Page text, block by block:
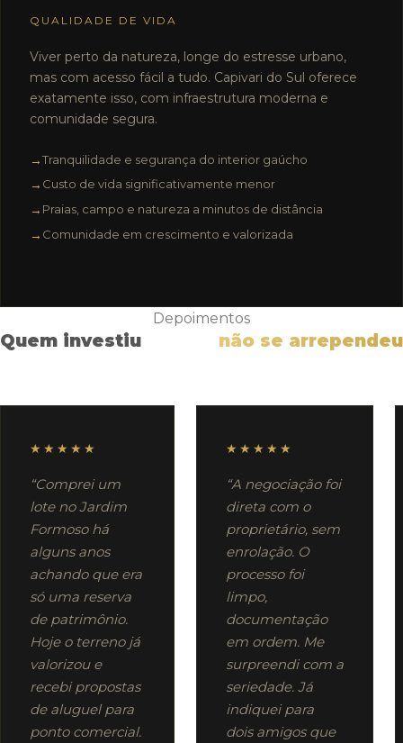
QUALIDADE DE VIDA
Viver perto da natureza, longe do estresse urbano,
mas com acesso fácil a tudo. Capivari do Sul oferece
exatamente isso, com infraestrutura moderna e
comunidade segura.
Tranquilidade e segurança do interior gaúcho
Custo de vida significativamente menor
Praias, campo e natureza a minutos de distância
Comunidade em crescimento e valorizada
Depoimentos
Quem investiu não se arrependeu
★★★★★
“Comprei um
lote no Jardim
Formoso há
alguns anos
achando que era
só uma reserva
de patrimônio.
Hoje o terreno já
valorizou e
recebi propostas
de aluguel para
ponto comercial.
★★★★★
“A negociação foi
direta com o
proprietário, sem
enrolação. O
processo foi
limpo,
documentação
em ordem. Me
surpreendi com a
seriedade. Já
indiquei para
dois amigos que